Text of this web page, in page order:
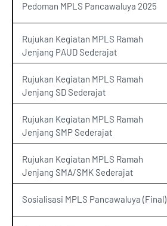
Pedoman MPLS Pancawaluya 2025
Rujukan Kegiatan MPLS Ramah
Jenjang PAUD Sederajat
Rujukan Kegiatan MPLS Ramah
Jenjang SD Sederajat
Rujukan Kegiatan MPLS Ramah
Jenjang SMP Sederajat
Rujukan Kegiatan MPLS Ramah
Jenjang SMA/SMK Sederajat
Sosialisasi MPLS Pancawaluya (Final)